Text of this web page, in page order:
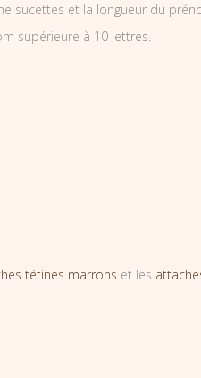
sucettes et la longueur du
supérieure à 10 lettres.
tétines marrons et les